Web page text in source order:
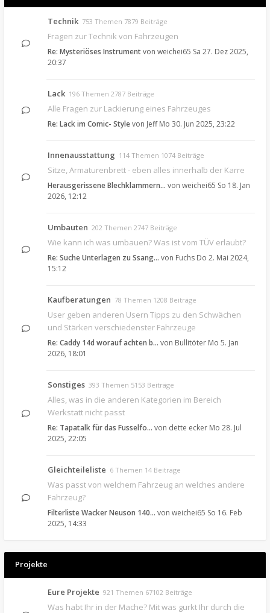
Technik 753 Themen 7879 Beiträge
Fragen zur Technik von Fahrzeugen
Re: Mysteriöses Instrumentvon weichei65 Sa 27. Dez 2025,
20:37
Lack 196 Themen 2787 Beiträge
Alle Fragen zur Lackierung eines Fahrzeuges
Re: Lack im Comic- Stylevon Jeff Mo 30. Jun 2025, 23:22
Innenausstattung 114 Themen 1074 Beiträge
Sitze, Armaturenbrett - eben alles innerhalb der Karre
Herausgerissene Blechklammern… von weichei65 So 18. Jan
2026, 12:12
Umbauten 202 Themen 2747 Beiträge
Wie kann ich was umbauen? Was ist vom TÜV erlaubt?
Re: Suche Unterlagen zu Ssang… von Fuchs Do 2. Mai 2024,
15:12
Kaufberatungen 78 Themen 1208 Beiträge
User geben anderen Usern Tipps zu den Schwächen
und Stärken verschiedenster Fahrzeuge
Re: Caddy 14d worauf achten b… von Bullitöter Mo 5. Jan
2026, 18:01
Sonstiges 393 Themen 5153 Beiträge
Alles, was in die anderen Kategorien im Bereich
Werkstatt nicht passt
Re: Tapatalk für das Fusselfo… von dette ecker Mo 28. Jul
2025, 22:05
Gleichteileliste 6 Themen 14 Beiträge
Was passt von welchem Fahrzeug an welches andere
Fahrzeug?
Filterliste Wacker Neuson 140… von weichei65 So 16. Feb
2025, 14:33
Projekte
Eure Projekte 921 Themen 67102 Beiträge
Was habt Ihr in der Mache? Mit was gurkt Ihr durch die